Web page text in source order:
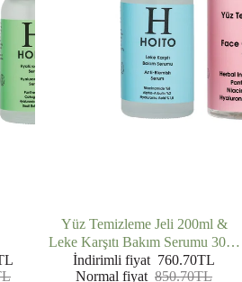
Yüz Temizleme Jeli 200ml &
Leke Karşıtı Bakım Serumu 30ml
& C Vitamini Serumu 30ml 3'lü
Set
İndirimli fiyat 760.70TL
Normal fiyat 850.70TL